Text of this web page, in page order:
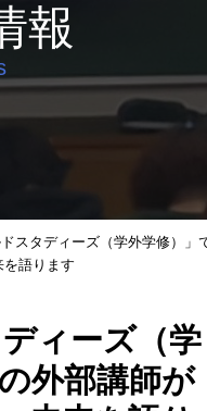
報
ドスタディーズ（学外学修）」
を語ります
ィーズ（学
外部講師が